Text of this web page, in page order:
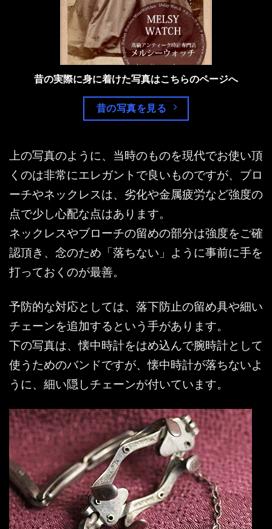
昔の実際に身に着けた写真はこちらのページへ
昔の写真を見る
上の写真のように、当時のものを現代でお使い頂
くのは非常にエレガントで良いものですが、ブロ
ーチやネックレスは、劣化や金属疲労など強度の
点で少し心配な点はあります。
ネックレスやブローチの留めの部分は強度をご確
認頂き、念のため「落ちない」ように事前に手を
打っておくのが最善。
予防的な対応としては、落下防止の留め具や細い
チェーンを追加するという手があります。
下の写真は、懐中時計をはめ込んで腕時計として
使うためのバンドですが、懐中時計が落ちないよ
うに、細い隠しチェーンが付いています。